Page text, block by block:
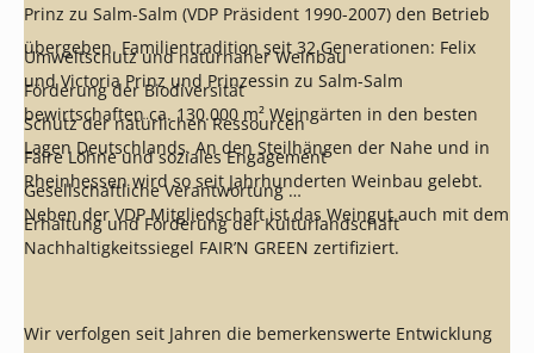
Prinz zu Salm-Salm (VDP Präsident 1990-2007) den Betrieb
übergeben. Familientradition seit 32 Generationen: Felix
und Victoria Prinz und Prinzessin zu Salm-Salm
bewirtschaften ca. 130.000 m² Weingärten in den besten
Lagen Deutschlands. An den Steilhängen der Nahe und in
Rheinhessen wird so seit Jahrhunderten Weinbau gelebt.
Neben der VDP Mitgliedschaft ist das Weingut auch mit dem
Nachhaltigkeitssiegel FAIR’N GREEN zertifiziert.
Umweltschutz und naturnaher Weinbau
Förderung der Biodiversität
Schutz der natürlichen Ressourcen
Faire Löhne und soziales Engagement
Gesellschaftliche Verantwortung
Erhaltung und Förderung der Kulturlandschaft
Wir verfolgen seit Jahren die bemerkenswerte Entwicklung